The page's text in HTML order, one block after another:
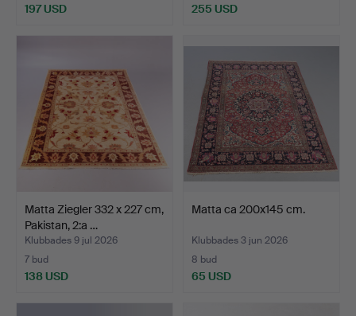
197 USD 255 USD
Matta Ziegler 332 x 227 cm,
Pakistan, 2:a …
Klubbades 9 jul 2026
7 bud
138 USD
Matta ca 200x145 cm.
Klubbades 3 jun 2026
8 bud
65 USD